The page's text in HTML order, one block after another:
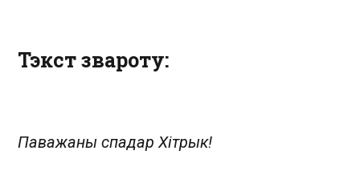
Тэкст звароту:
Паважаны спадар Хітрык!